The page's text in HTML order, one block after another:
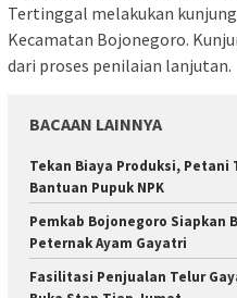
Tertinggal melakukan
Kecamatan Bojonegoro.
dari proses penilaian lanjutan.
BACAAN LAINNYA
Tekan Biaya Produksi,
Bantuan Pupuk NPK
Pemkab Bojonegoro Siapkan
Peternak Ayam Gayatri
Fasilitasi Penjualan Telur